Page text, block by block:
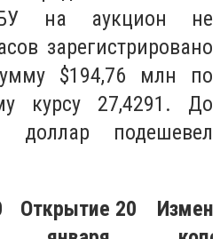
на аукцион не
зарегистрировано
$194,76 млн по
курсу 27,4291. До
доллар подешевел
Открытие 20